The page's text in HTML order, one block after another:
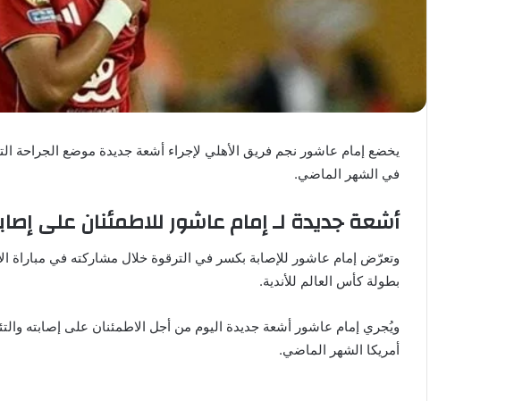
يخضع إمام عاشور نجم فريق الأهلي لإجراء أشعة جديدة موضع الجراحة
في الشهر الماضي.
أشعة جديدة لـ إمام عاشور للاطمئنان على
وتعرّض إمام عاشور للإصابة بكسر في الترقوة خلال مشاركته في مباراة
بطولة كأس العالم للأندية.
ويُجري إمام عاشور أشعة جديدة اليوم من أجل الاطمئنان على إصابته
أمريكا الشهر الماضي.